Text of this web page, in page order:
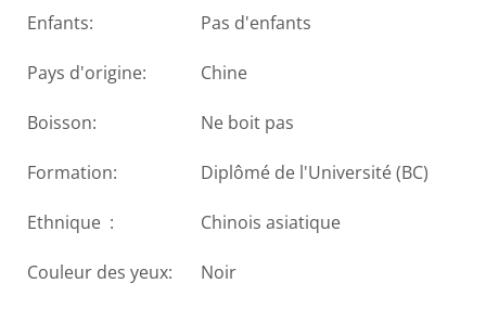
Enfants: Pas d'enfants
Pays d'origine: Chine
Boisson: Ne boit pas
Formation: Diplômé de l'Université (BC)
Ethnique : Chinois asiatique
Couleur des yeux: Noir